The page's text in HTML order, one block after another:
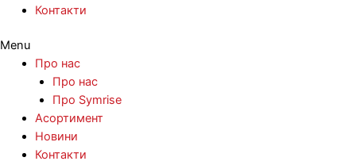
Контакти
Menu
Про нас
Про нас
Про Symrise
Асортимент
Новини
Контакти